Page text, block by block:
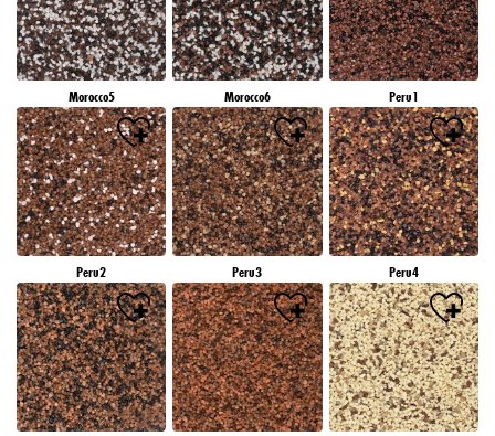
Morocco5 Morocco6 Peru1
Peru2 Peru3 Peru4